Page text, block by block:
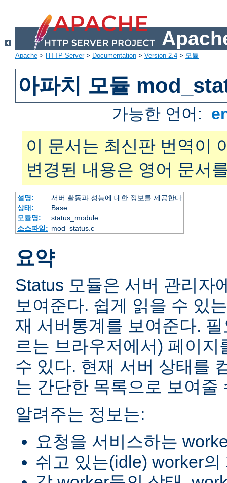
Apache > HTTP Server> Documentation > Version 2.4 > 모듈
아파치 모듈
가능한 언어:
이 문서는 최신판 번역이
변경된 내용은 영어 문서
설명:
서버 활동과 성능에 대한 정보를 제공한다
상태:
Base
모듈명:
status_module
소스파일: mod_status.c
요약
Status 모듈은 서버 관리자
보여준다. 쉽게 읽을 수 있
재 서버통계를 보여준다.
르는 브라우저에서) 페이지
수 있다. 현재 서버 상태를
는 간단한 목록으로 보여줄
알려주는 정보는:
요청을 서비스하는
쉬고 있는(idle) worker의